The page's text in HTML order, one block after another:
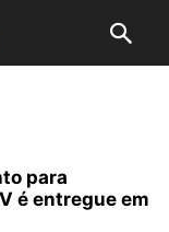
para
é entregue em